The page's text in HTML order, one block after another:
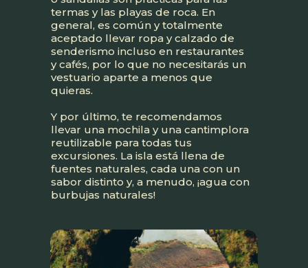
termas y las playas de roca. En
general, es común y totalmente
aceptado llevar ropa y calzado de
senderismo incluso en restaurantes
y cafés, por lo que no necesitarás un
vestuario aparte a menos que
quieras.
Y por último, te recomendamos
llevar una mochila y una cantimplora
reutilizable para todas tus
excursiones. La isla está llena de
fuentes naturales, cada una con un
sabor distinto y, a menudo, ¡agua con
burbujas naturales!